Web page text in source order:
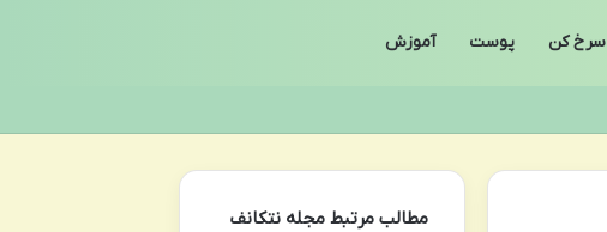
سرخ کن پوست آموزش
مطالب مرتبط مجله نتکانف